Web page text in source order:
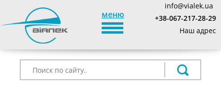
меню
TOGGLE_NAVIGATION
info@vialek.ua
+38-067-217-28-29
Наш адрес